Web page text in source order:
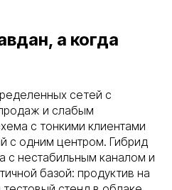
а когда
сетей с
и слабым
с тонкими клиентами
с одним центром. Гибрид
с нестабильным каналом и
базой: продуктив на